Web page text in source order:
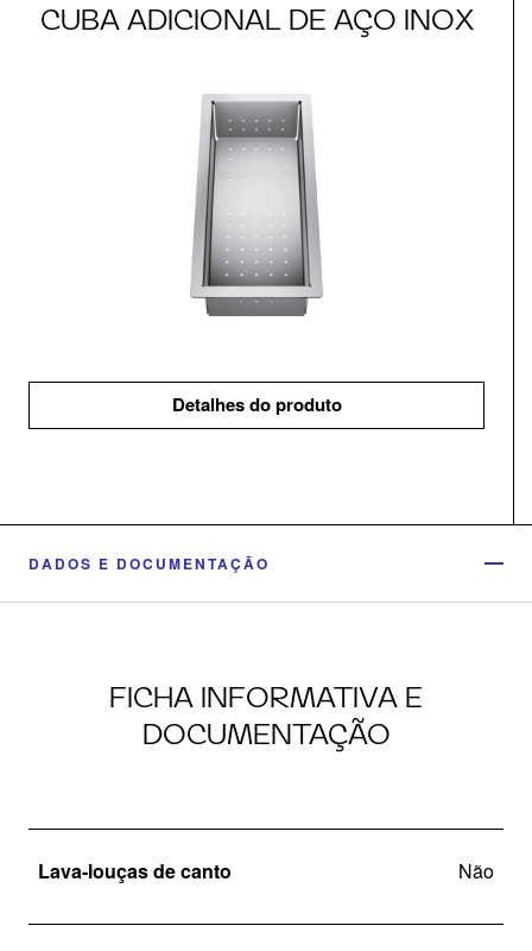
CUBA ADICIONAL DE AÇO INOX
Detalhes do produto
DADOS E DOCUMENTAÇÃO
FICHA INFORMATIVA E
DOCUMENTAÇÃO
Lava-louças de canto Não